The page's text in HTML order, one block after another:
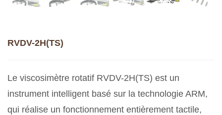
RVDV-2H(TS)
Le viscosimètre rotatif RVDV-2H(TS) est un
instrument intelligent basé sur la technologie ARM,
qui réalise un fonctionnement entièrement tactile,